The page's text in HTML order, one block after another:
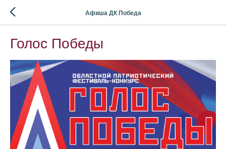
Афиша ДК Победа
Голос Победы